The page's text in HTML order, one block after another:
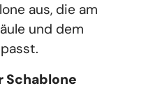
aus, die am
und dem
Schablone